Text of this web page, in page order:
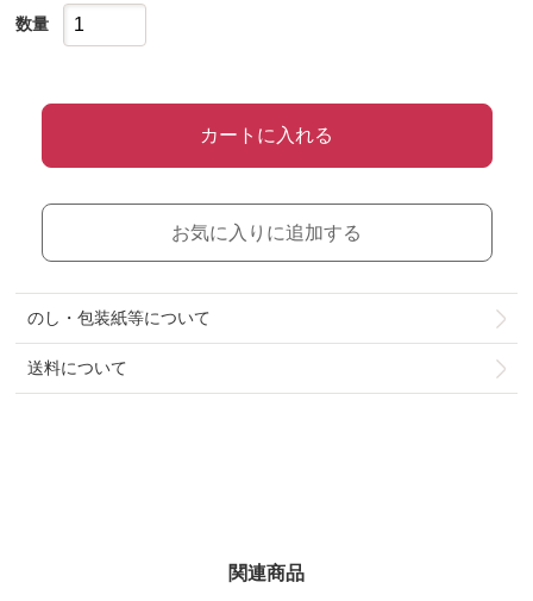
数量
カートに入れる
お気に入りに追加する
のし・包装紙等について
送料について
関連商品